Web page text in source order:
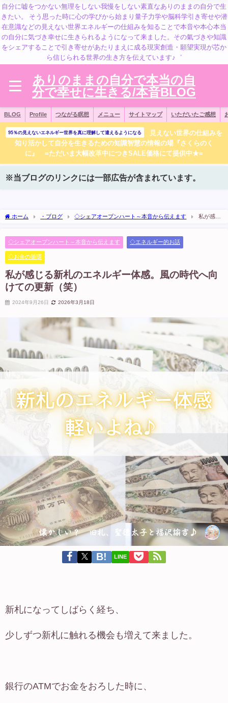
自分に嘘をつかない無理をしない我慢をしない素直なありのままの自分で生
きたい。 そう思った時に心の学びから始まり量子力学や脳科学引き寄せや潜
在意識などの見えない世界エネルギーの仕組みを知ることで本音や本心本当
の自分に気づき幸せに生きられるようになって来ました。その氣づきや知識
をシェアすることで引き寄せがあたりまえに成る現実創造・願望実現が芯か
ら信じられる世界の生き方を伝えています♪゛
ありのままの自分で本当の自
分で幸せに生きる/本音BLOG
BLOG Profile つながる瞑想 メニュー サイトマップ いただいたご感想
95％の見えないエネルギー世界を真に理解して遣えるようになる
見えない世界の仕組みを
知り活かして自分を生きるための知識智慧の情報の場『さくらのく
に』 =ただいま大幅改革中につきSALE価格にて提供中★=
※当ブログのリンクには一部広告が含まれています。
ホーム ・ブログ ◇シェアオープンハート～本音から伝えます
私が感じ
◇シェアオープンハート～本音から伝えます ◇エネルギー的お話
◇お金の循環
私が感じる新札のエネルギー体感。風の時代へ向
けての更新（笑）
2024年9月26日 2026年3月18日
LINE
新札になってしばらく経ち、
少しずつ新札に触れる機会も増えて来ました。
銀行のATMでお金をおろした時に、